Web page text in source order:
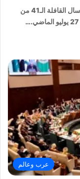
واصلت مصر جهودها الإنسانية تجاه قطاع غزة بإرسال القافلة الـ41 من
عرب وعالم